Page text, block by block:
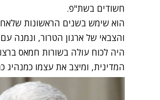
חשודים בשת"פ.
הוא שימש בשנים הראשונות
והצבאי של ארגון הטרור, ונמנה
היה לכוח עולה בשורות חמאס
המדינית, ומיצב את עצמו כמנהיג